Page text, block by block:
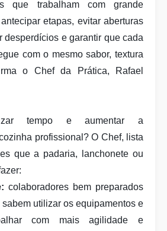
que trabalham com grande
etapas, evitar aberturas
desperdícios e garantir que cada
com o mesmo sabor, textura
o Chef da Prática, Rafael
tempo e aumentar a
profissional? O Chef, lista
que a padaria, lanchonete ou
colaboradores bem preparados
utilizar os equipamentos e
com mais agilidade e